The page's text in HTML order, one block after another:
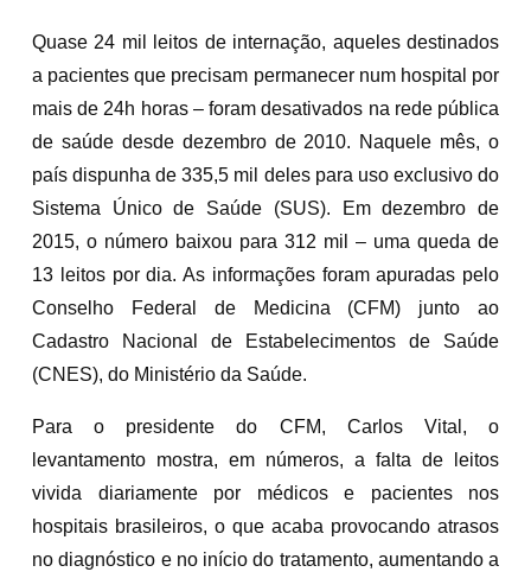
Quase 24 mil leitos de internação, aqueles destinados
a pacientes que precisam permanecer num hospital por
mais de 24h horas – foram desativados na rede pública
de saúde desde dezembro de 2010. Naquele mês, o
país dispunha de 335,5 mil deles para uso exclusivo do
Sistema Único de Saúde (SUS). Em dezembro de
2015, o número baixou para 312 mil – uma queda de
13 leitos por dia. As informações foram apuradas pelo
Conselho Federal de Medicina (CFM) junto ao
Cadastro Nacional de Estabelecimentos de Saúde
(CNES), do Ministério da Saúde.
Para o presidente do CFM, Carlos Vital, o
levantamento mostra, em números, a falta de leitos
vivida diariamente por médicos e pacientes nos
hospitais brasileiros, o que acaba provocando atrasos
no diagnóstico e no início do tratamento, aumentando a